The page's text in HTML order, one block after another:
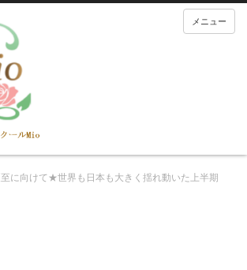
メニュー
に向けて★世界も日本も大きく揺れ動いた上半期